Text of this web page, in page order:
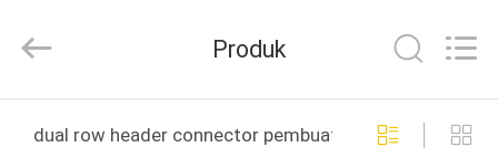
Reserved.
Produk
dual row header connector pembuatan online